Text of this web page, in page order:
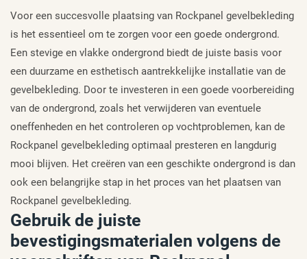
Voor een succesvolle plaatsing van Rockpanel gevelbekleding
is het essentieel om te zorgen voor een goede ondergrond.
Een stevige en vlakke ondergrond biedt de juiste basis voor
een duurzame en esthetisch aantrekkelijke installatie van de
gevelbekleding. Door te investeren in een goede voorbereiding
van de ondergrond, zoals het verwijderen van eventuele
oneffenheden en het controleren op vochtproblemen, kan de
Rockpanel gevelbekleding optimaal presteren en langdurig
mooi blijven. Het creëren van een geschikte ondergrond is dan
ook een belangrijke stap in het proces van het plaatsen van
Rockpanel gevelbekleding.
Gebruik de juiste
bevestigingsmaterialen volgens de